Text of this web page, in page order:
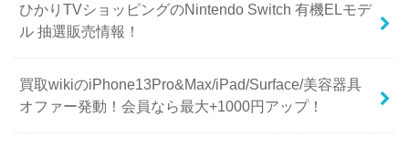
ひかりTVショッピングのNintendo Switch 有機ELモデ
ル 抽選販売情報！
買取wikiのiPhone13Pro&Max/iPad/Surface/美容器具
オファー発動！会員なら最大+1000円アップ！